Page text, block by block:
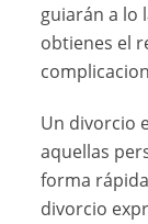
guiarán a lo
obtienes el
Un divorcio
aquellas
forma
divorcio